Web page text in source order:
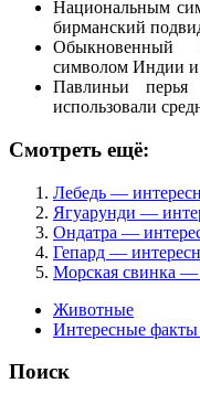
Национальным
бирманский
Обыкновенный
символом Индии
Павлиньи
использовали
Смотреть ещё:
Лебедь —
Ягуарунди —
Ондатра —
Гепард —
Морская свинка —
Животные
Интересные факты
Поиск